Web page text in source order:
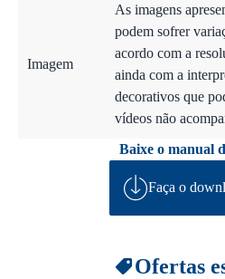
Imagem
As imagens
podem sofrer
acordo com a
ainda com a
decorativos que
vídeos não
Baixe o manual
Faça o
Ofertas